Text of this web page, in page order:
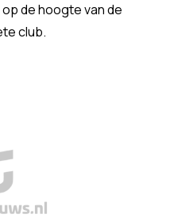
de hoogte van de
club.